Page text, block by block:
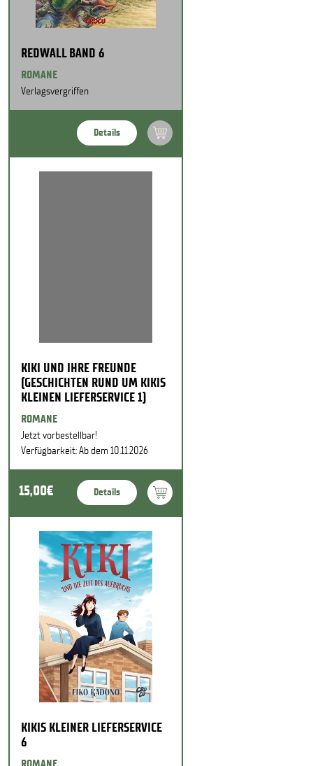
REDWALL BAND 6
ROMANE
Verlagsvergriffen
Details
KIKI UND IHRE FREUNDE
(GESCHICHTEN RUND UM KIKIS
KLEINEN LIEFERSERVICE 1)
ROMANE
Jetzt vorbestellbar!
Verfügbarkeit: Ab dem 10.11.2026
15,00€ Details
KIKIS KLEINER LIEFERSERVICE
6